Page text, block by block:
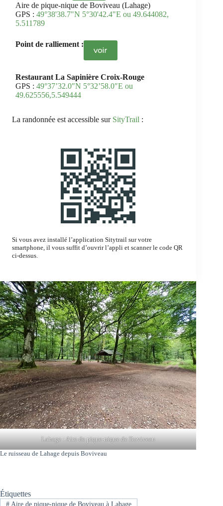
Aire de pique-nique de Boviveau (Lahage)
GPS :49°38'38.7"N 5°30'42.4"E ou 49.644082,
5.511789
Point de ralliement :
voir
Restaurant La Sapinière Croix-Rouge
GPS :49°37’32.0″N 5°32’58.0″E ou
49.625556,5.549444
La randonnée est accessible sur SityTrail :
Si vous avez installé l’application Sitytrail sur votre
smartphone, il vous suffit d’ouvrir l’appli et scanner le code QR
ci-dessus.
Lahage : Aire de pique-nique de Boviveau
Le ruisseau de Lahage depuis Boviveau
Étiquettes
#Aire de pique-nique de Boviveau à Lahage